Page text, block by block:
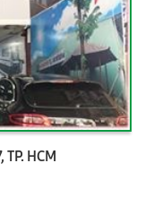
HCM